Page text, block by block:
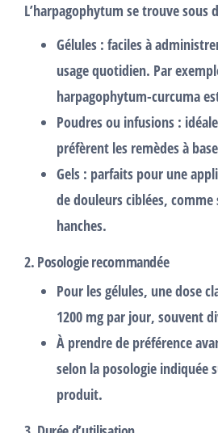
L’harpagophytum se trouve sous
Gélules : faciles à
usage quotidien. Par
harpagophytum-curcuma
Poudres ou infusions :
préfèrent les remèdes à
Gels : parfaits pour une
de douleurs ciblées,
hanches.
2. Posologie recommandée
Pour les gélules, une dose
1200 mg par jour, souvent
À prendre de préférence
selon la posologie indiquée
produit.